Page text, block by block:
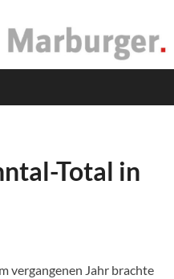
Total in
vergangenen Jahr brachte